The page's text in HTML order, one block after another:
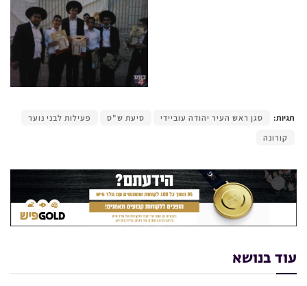
תגיות: סגן ראש העיר יהודה עוביידי סיעת ש"ס
פעילות לבני נוער
קורונה
עוד בנושא